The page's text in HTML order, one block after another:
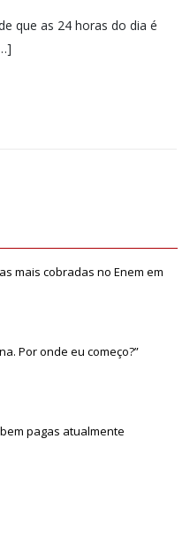
que as 24 horas do dia é
mais cobradas no Enem em
Por onde eu começo?”
pagas atualmente